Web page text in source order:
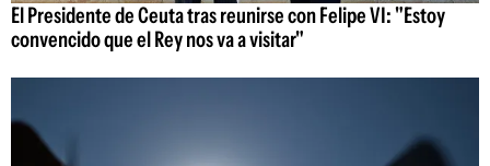
El Presidente de Ceuta tras reunirse con Felipe VI: "Estoy
convencido que el Rey nos va a visitar"